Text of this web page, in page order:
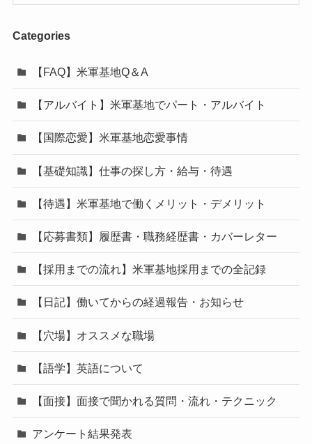
Categories
【FAQ】米軍基地Q＆A
【アルバイト】米軍基地でパート・アルバイト
【国際恋愛】米軍基地恋愛事情
【基礎知識】仕事の探し方・給与・待遇
【待遇】米軍基地で働くメリット・デメリット
【応募書類】履歴書・職務経歴書・カバーレター
【採用までの流れ】米軍基地採用までの全記録
【日記】働いてからの経過報告・お知らせ
【穴場】オススメな職場
【語学】英語について
【面接】面接で聞かれる質問・流れ・テクニック
アンケート結果発表